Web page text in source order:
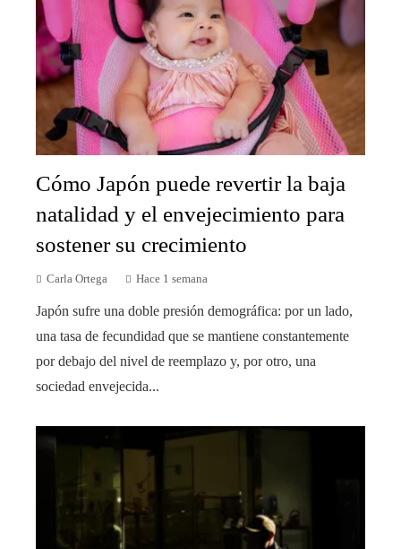
Cómo Japón puede revertir la baja
natalidad y el envejecimiento para
sostener su crecimiento
Carla Ortega Hace 1 semana
Japón sufre una doble presión demográfica: por un lado,
una tasa de fecundidad que se mantiene constantemente
por debajo del nivel de reemplazo y, por otro, una
sociedad envejecida...